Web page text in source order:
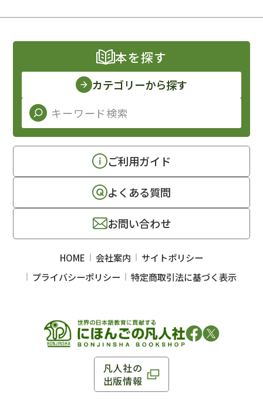
凡人社の
出版情報
本を探す
カテゴリーから探す
ご利用ガイド
よくある質問
お問い合わせ
HOME 会社案内
サイトポリシー
プライバシーポリシー
特定商取引法に基づく表示